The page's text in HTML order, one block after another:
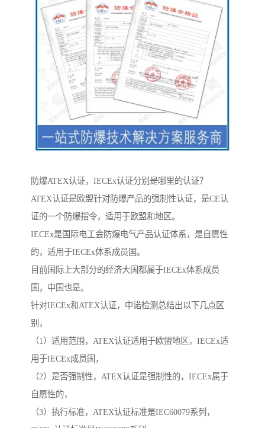
防爆ATEX认证，IECEx认证分别是哪里的认证？
ATEX认证是欧盟针对防爆产品的强制性认证，是CE认
证的一个防爆指令，适用于欧盟和地区。
IECEx是国际电工会防爆电气产品认证体系，是自愿性
的，适用于IECEx体系成员国。
目前国际上大部分的经济大国都属于IECEx体系成员
国，中国也是。
针对IECEx和ATEX认证，中诺检测总结出以下几点区
别，
（1）适用范围，ATEX认证适用于欧盟地区，IECEx适
用于IECEx成员国，
（2）是否强制性，ATEX认证是强制性的，IECEx属于
自愿性的，
（3）执行标准，ATEX认证标准是IEC60079系列，